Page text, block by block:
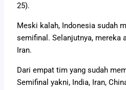
25).
Meski kalah, Indonesia sudah
semifinal. Selanjutnya, mereka
Iran.
Dari empat tim yang sudah
Semifinal yakni, India, Iran,